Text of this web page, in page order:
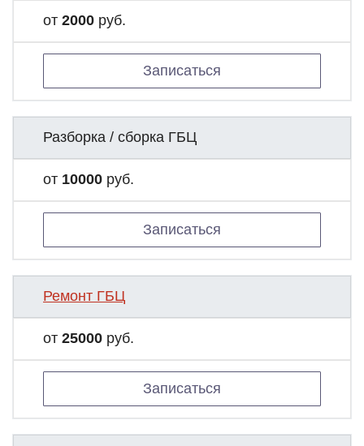
от 2000 руб.
Записаться
Разборка / сборка ГБЦ
от 10000 руб.
Записаться
Ремонт ГБЦ
от 25000 руб.
Записаться